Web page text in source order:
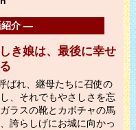
紹介 ―
き娘は、最後に幸せ
ばれ、継母たちに召使の
、それでもやさしさを忘
ラスの靴とカボチャの馬
誇らしげにお城に向かっ